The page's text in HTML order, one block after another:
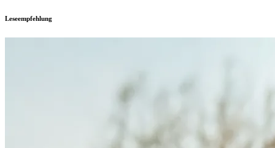
Leseempfehlung